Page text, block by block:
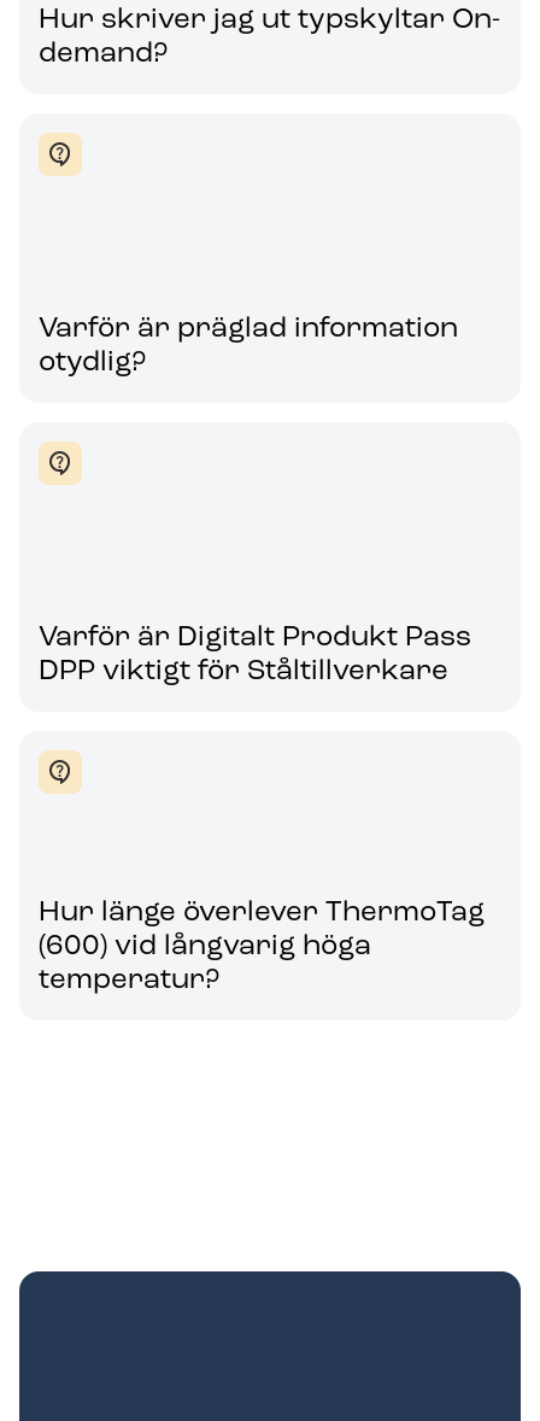
Hur skriver jag ut typskyltar On-
demand?
Varför är präglad information
otydlig?
Varför är Digitalt Produkt Pass
DPP viktigt för Ståltillverkare
Hur länge överlever ThermoTag
(600) vid långvarig höga
temperatur?